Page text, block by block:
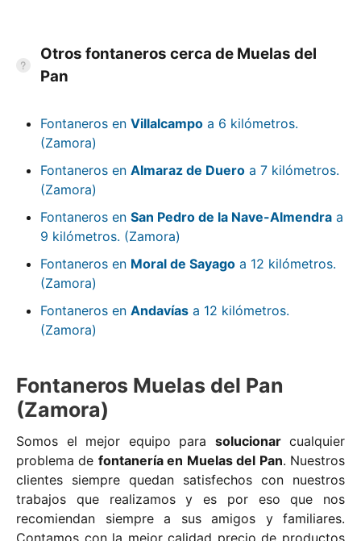
Otros fontaneros cerca de Muelas del
Pan
Fontaneros en Villalcampo a 6 kilómetros.
(Zamora)
Fontaneros en Almaraz de Duero a 7 kilómetros.
(Zamora)
Fontaneros en San Pedro de la Nave-Almendra a
9 kilómetros. (Zamora)
Fontaneros en Moral de Sayago a 12 kilómetros.
(Zamora)
Fontaneros en Andavías a 12 kilómetros.
(Zamora)
Fontaneros Muelas del Pan
(Zamora)
Somos el mejor equipo para solucionarcualquier
problema de fontanería en Muelas del Pan. Nuestros
clientes siempre quedan satisfechos con nuestros
trabajos que realizamos y es por eso que nos
recomiendan siempre a sus amigos y familiares.
Contamos con la mejor calidad precio de productos